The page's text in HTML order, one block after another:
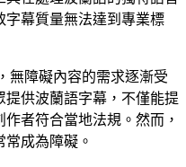
字幕質量無法達到專業標
無障礙內容的需求逐漸受
供波蘭語字幕，不僅能提
者符合當地法規。然而，
成為障礙。